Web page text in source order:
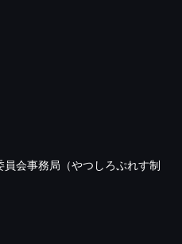
会事務局（やつしろぷれす制